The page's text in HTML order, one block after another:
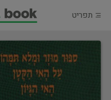
תפריט